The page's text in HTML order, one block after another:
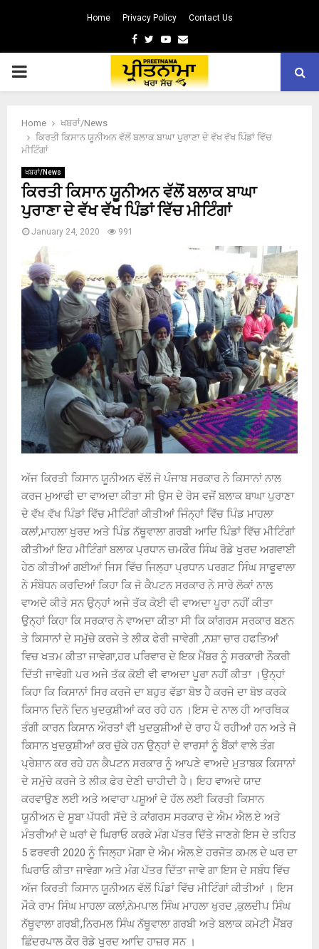
Home Privacy Policy Contact Us
Facebook
TwitterYoutube
Email
PRIMARY
Home
ਖਬਰਾਂ/News
ਕਿਰਤੀ ਕਿਸਾਨ ਯੂਨੀਅਨ ਵੱਲੋਂ ਬਲਾਕ ਬਾਘਾ ਪੁਰਾਣਾ ਦੇ ਵੱਖ ਵੱਖ ਪਿੰਡਾਂ ਵਿੱਚ
ਮੀਟਿੰਗਾਂ
ਖਬਰਾਂ/News
ਕਿਰਤੀ ਕਿਸਾਨ ਯੂਨੀਅਨ ਵੱਲੋਂ ਬਲਾਕ ਬਾਘਾ
ਪੁਰਾਣਾ ਦੇ ਵੱਖ ਵੱਖ ਪਿੰਡਾਂ ਵਿੱਚ ਮੀਟਿੰਗਾਂ
January 24, 2020 991
ਅੱਜ ਕਿਰਤੀ ਕਿਸਾਨ ਯੂਨੀਅਨ ਵੱਲੋਂ ਜੋ ਪੰਜਾਬ ਸਰਕਾਰ ਨੇ ਕਿਸਾਨਾਂ ਨਾਲ
ਕਰਜ ਮੁਆਫੀ ਦਾ ਵਾਅਦਾ ਕੀਤਾ ਸੀ ਉਸ ਦੇ ਰੋਸ ਵਜੋਂ ਬਲਾਕ ਬਾਘਾ ਪੁਰਾਣਾ
ਦੇ ਵੱਖ ਵੱਖ ਪਿੰਡਾਂ ਵਿੱਚ ਮੀਟਿੰਗਾਂ ਕੀਤੀਆਂ ਜਿੰਨ੍ਹਾਂ ਵਿੱਚ ਪਿੰਡ ਮਾਹਲਾ
ਕਲਾਂ,ਮਾਹਲਾ ਖੁਰਦ ਅਤੇ ਪਿੰਡ ਨੱਥੂਵਾਲਾ ਗਰਬੀ ਆਦਿ ਪਿੰਡਾਂ ਵਿੱਚ ਮੀਟਿੰਗਾਂ
ਕੀਤੀਆਂ ਇਹ ਮੀਟਿੰਗਾਂ ਬਲਾਕ ਪ੍ਰਧਾਨ ਚਮਕੌਰ ਸਿੰਘ ਰੋਡੇ ਖੁਰਦ ਅਗਵਾਈ
ਹੇਠ ਕੀਤੀਆਂ ਗਈਆਂ ਜਿਸ ਵਿੱਚ ਜਿਲ੍ਹਾ ਪ੍ਰਧਾਨ ਪਰਗਟ ਸਿੰਘ ਸਾਫੂਵਾਲਾ
ਨੇ ਸੰਬੋਧਨ ਕਰਦਿਆਂ ਕਿਹਾ ਕਿ ਜੋ ਕੈਪਟਨ ਸਰਕਾਰ ਨੇ ਸਾਰੇ ਲੋਕਾਂ ਨਾਲ
ਵਾਅਦੇ ਕੀਤੇ ਸਨ ਉਨ੍ਹਾਂ ਅਜੇ ਤੱਕ ਕੋਈ ਵੀ ਵਾਅਦਾ ਪੂਰਾ ਨਹੀਂ ਕੀਤਾ
ਉਨ੍ਹਾਂ ਕਿਹਾ ਕਿ ਸਰਕਾਰ ਨੇ ਵਾਅਦਾ ਕੀਤਾ ਸੀ ਕਿ ਕਾਂਗਰਸ ਸਰਕਾਰ ਬਣਨ
ਤੇ ਕਿਸਾਨਾਂ ਦੇ ਸਮੁੱਚੇ ਕਰਜੇ ਤੇ ਲੀਕ ਫੇਰੀ ਜਾਵੇਗੀ ,ਨਸ਼ਾ ਚਾਰ ਹਫਤਿਆਂ
ਵਿਚ ਖਤਮ ਕੀਤਾ ਜਾਵੇਗਾ,ਹਰ ਪਰਿਵਾਰ ਦੇ ਇਕ ਮੈਂਬਰ ਨੂੰ ਸਰਕਾਰੀ ਨੌਕਰੀ
ਦਿੱਤੀ ਜਾਵੇਗੀ ਪਰ ਅਜੇ ਤੱਕ ਕੋਈ ਵੀ ਵਾਅਦਾ ਪੂਰਾ ਨਹੀਂ ਕੀਤਾ ।ਉਨ੍ਹਾਂ
ਕਿਹਾ ਕਿ ਕਿਸਾਨਾਂ ਸਿਰ ਕਰਜੇ ਦਾ ਬਹੁਤ ਵੱਡਾ ਬੋਝ ਹੈ ਕਰਜੇ ਦਾ ਬੋਝ ਕਰਕੇ
ਕਿਸਾਨ ਦਿਨੋ ਦਿਨ ਖੁਦਕੁਸ਼ੀਆਂ ਕਰ ਰਹੇ ਹਨ ।ਇਸ ਦੇ ਨਾਲ ਹੀ ਆਰਥਿਕ
ਤੰਗੀ ਕਾਰਨ ਕਿਸਾਨ ਔਰਤਾਂ ਵੀ ਖੁਦਕੁਸ਼ੀਆਂ ਦੇ ਰਾਹ ਪੈ ਰਹੀਆਂ ਹਨ ਅਤੇ ਜੋ
ਕਿਸਾਨ ਖੁਦਕੁਸ਼ੀਆਂ ਕਰ ਚੁੱਕੇ ਹਨ ਉਨ੍ਹਾਂ ਦੇ ਵਾਰਸਾਂ ਨੂੰ ਬੈਂਕਾਂ ਵਾਲੇ ਤੰਗ
ਪ੍ਰੇਸ਼ਾਨ ਕਰ ਰਹੇ ਹਨ ਕੈਪਟਨ ਸਰਕਾਰ ਨੂੰ ਆਪਣੇ ਵਾਅਦੇ ਮੁਤਾਬਕ ਕਿਸਾਨਾਂ
ਦੇ ਸਮੁੱਚੇ ਕਰਜੇ ਤੇ ਲੀਕ ਫੇਰ ਦੇਣੀ ਚਾਹੀਦੀ ਹੈ। ਇਹ ਵਾਅਦੇ ਯਾਦ
ਕਰਵਾਉਣ ਲਈ ਅਤੇ ਅਵਾਰਾ ਪਸ਼ੂਆਂ ਦੇ ਹੱਲ ਲਈ ਕਿਰਤੀ ਕਿਸਾਨ
ਯੂਨੀਅਨ ਦੇ ਸੂਬਾ ਪੱਧਰੀ ਸੱਦੇ ਤੇ ਕਾਂਗਰਸ ਸਰਕਾਰ ਦੇ ਐਮ ਐਲ.ਏ ਅਤੇ
ਮੰਤਰੀਆਂ ਦੇ ਘਰਾਂ ਦੇ ਘਿਰਾਓ ਕਰਕੇ ਮੰਗ ਪੱਤਰ ਦਿੱਤੇ ਜਾਣਗੇ ਇਸ ਦੇ ਤਹਿਤ
5 ਫਰਵਰੀ 2020 ਨੂੰ ਜਿਲ੍ਹਾ ਮੋਗਾ ਦੇ ਐਮ ਐਲ.ਏ ਹਰਜੋਤ ਕਮਲ ਦੇ ਘਰ ਦਾ
ਘਿਰਾਓ ਕੀਤਾ ਜਾਵੇਗਾ ਅਤੇ ਮੰਗ ਪੱਤਰ ਦਿੱਤਾ ਜਾਵੇ ਗਾ ਇਸ ਦੇ ਸਬੰਧ ਵਿੱਚ
ਅੱਜ ਕਿਰਤੀ ਕਿਸਾਨ ਯੂਨੀਅਨ ਵੱਲੋਂ ਪਿੰਡਾਂ ਵਿੱਚ ਮੀਟਿੰਗਾਂ ਕੀਤੀਆਂ । ਇਸ
ਮੌਕੇ ਰਾਮ ਸਿੰਘ ਮਾਹਲਾ ਕਲਾਂ,ਨੇਮਪਾਲ ਸਿੰਘ ਮਾਹਲਾ ਖੁਰਦ ,ਕੁਲਦੀਪ ਸਿੰਘ
ਨੱਥੂਵਾਲਾ ਗਰਬੀ,ਨਿਰਮਲ ਸਿੰਘ ਨੱਥੂਵਾਲਾ ਗਰਬੀ ਅਤੇ ਬਲਾਕ ਕਮੇਟੀ ਮੈਂਬਰ
ਛਿੰਦਰਪਾਲ ਕੌਰ ਰੋਡੇ ਖੁਰਦ ਆਦਿ ਹਾਜ਼ਰ ਸਨ ।